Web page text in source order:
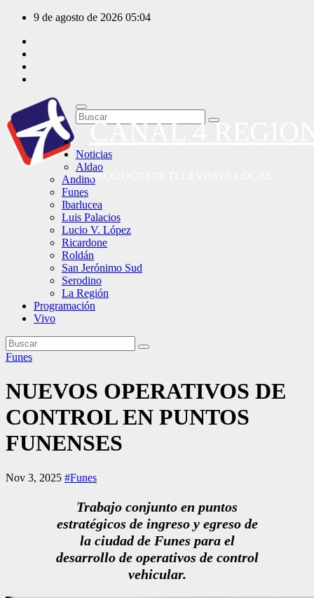
Saltar
contenido
9 de agosto de 2026 05:04
CANAL 4
PRODUCCION TELEVISIVA LOCAL
Noticias
Aldao
Andino
Funes
Ibarlucea
Luis Palacios
Lucio V. López
Ricardone
Roldán
San Jerónimo Sud
Serodino
La Región
Programación
Vivo
Funes
NUEVOS OPERATIVOS DE
CONTROL EN PUNTOS
FUNENSES
Nov 3, 2025 #Funes
Trabajo conjunto en puntos
estratégicos de ingreso y egreso de
la ciudad de Funes para el
desarrollo de operativos de control
vehicular.